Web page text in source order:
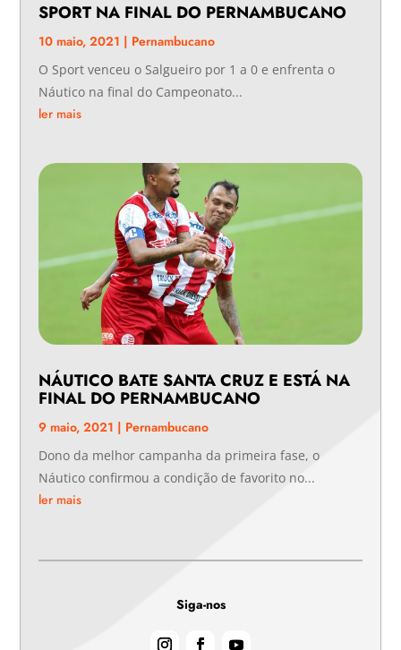
SPORT NA FINAL DO PERNAMBUCANO
10 maio, 2021 | Pernambucano
O Sport venceu o Salgueiro por 1 a 0 e enfrenta o
Náutico na final do Campeonato...
ler mais
NÁUTICO BATE SANTA CRUZ E ESTÁ NA
FINAL DO PERNAMBUCANO
9 maio, 2021 | Pernambucano
Dono da melhor campanha da primeira fase, o
Náutico confirmou a condição de favorito no...
ler mais
Siga-nos